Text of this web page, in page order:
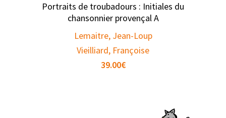
Portraits de troubadours : Initiales du
chansonnier provençal A
Lemaitre, Jean-Loup
Vieilliard, Françoise
39.00€